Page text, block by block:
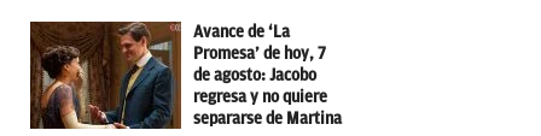
Avance de ‘La
Promesa’ de hoy, 7
de agosto: Jacobo
regresa y no quiere
separarse de Martina